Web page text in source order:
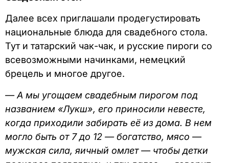
Далее всех приглашали продегустировать
национальные блюда для свадебного стола.
Тут и татарский чак-чак, и русские пироги со
всевозможными начинками, немецкий
брецель и многое другое.
— А мы угощаем свадебным пирогом под
названием «Лукш», его приносили невесте,
когда приходили забирать её из дома. В нем
могло быть от 7 до 12 — богатство, мясо —
мужская сила, яичный омлет — чтобы детки